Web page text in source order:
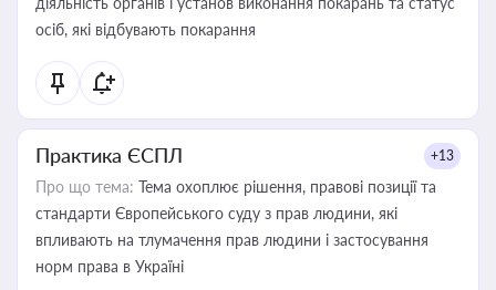
осіб, які відбувають покарання
Практика ЄСПЛ +13
Про що тема: Тема охоплює рішення, правові позиції та
стандарти Європейського суду з прав людини, які
впливають на тлумачення прав людини і застосування
норм права в Україні